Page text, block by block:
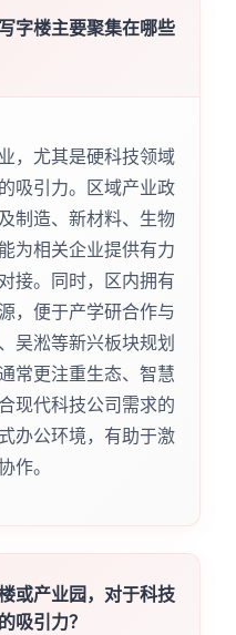
字楼主要聚集在哪些
，尤其是硬科技领域
吸引力。区域产业政
制造、新材料、生物
为相关企业提供有力
接。同时，区内拥有
，便于产学研合作与
吴淞等新兴板块规划
常更注重生态、智慧
现代科技公司需求的
办公环境，有助于激
作。
或产业园，对于科技
吸引力？